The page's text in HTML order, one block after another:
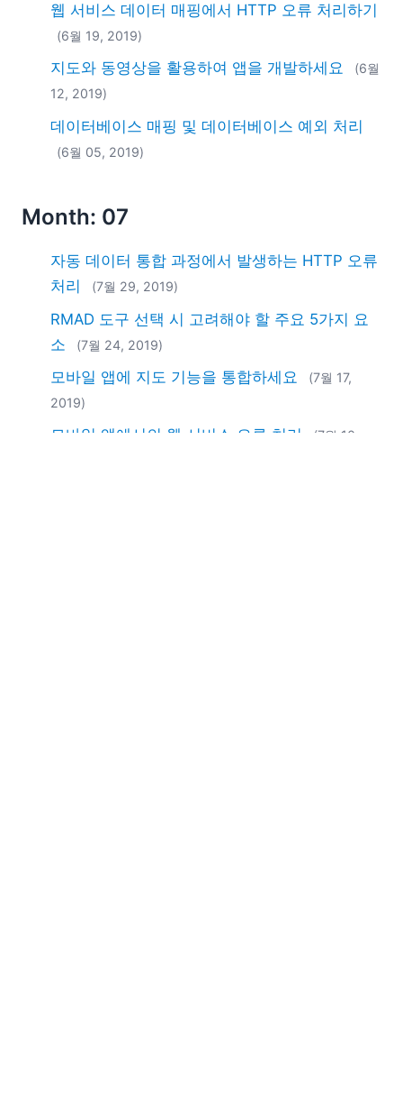
웹 서비스 데이터 매핑에서 HTTP 오류 처리하기
(6월 19, 2019)
지도와 동영상을 활용하여 앱을 개발하세요
(6월
12, 2019)
데이터베이스 매핑 및 데이터베이스 예외 처리
(6월 05, 2019)
Month: 07
자동 데이터 통합 과정에서 발생하는 HTTP 오류
처리
(7월 29, 2019)
RMAD 도구 선택 시 고려해야 할 주요 5가지 요
소
(7월 24, 2019)
모바일 앱에 지도 기능을 통합하세요
(7월 17,
2019)
모바일 앱에서의 웹 서비스 오류 처리
(7월 10,